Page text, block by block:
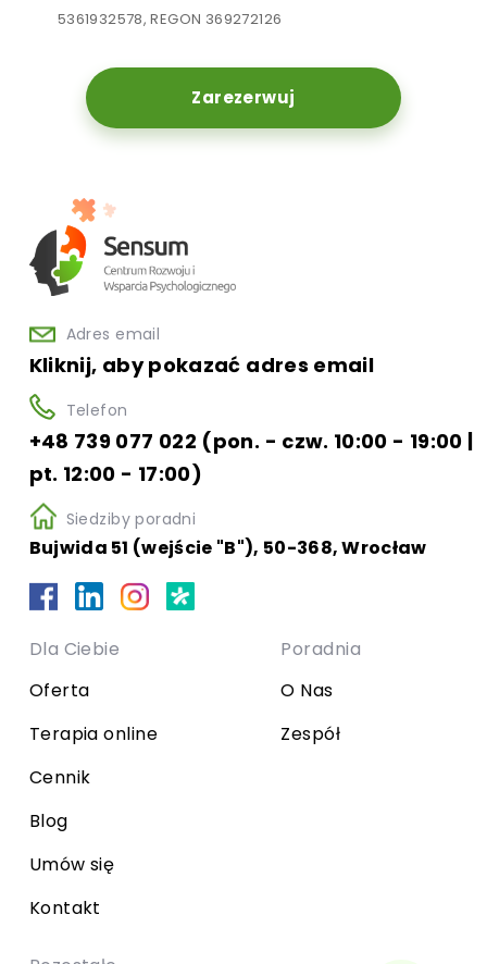
5361932578, REGON 369272126
Zarezerwuj
Adres email
Kliknij, aby pokazać adres email
Telefon
+48 739 077 022 (pon. - czw. 10:00 - 19:00 |
pt. 12:00 - 17:00)
Siedziby poradni
Bujwida 51 (wejście "B"), 50-368, Wrocław
Dla Ciebie
Oferta
Terapia online
Cennik
Blog
Umów się
Kontakt
Poradnia
O Nas
Zespół